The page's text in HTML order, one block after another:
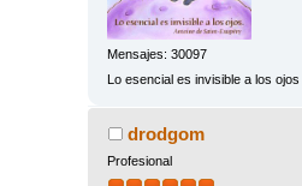
Mensajes: 30097
Lo esencial es invisible a los ojos
drodgom
Profesional